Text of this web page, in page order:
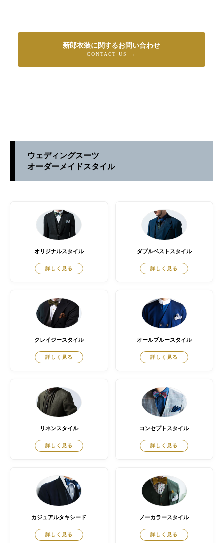
新郎衣装に関するお問い合わせ
CONTACT US →
ウェディングスーツ
オーダーメイドスタイル
オリジナルスタイル
詳しく見る
ダブルベストスタイル
詳しく見る
クレイジースタイル
詳しく見る
オールブルースタイル
詳しく見る
リネンスタイル
詳しく見る
コンセプトスタイル
詳しく見る
カジュアルタキシード
詳しく見る
ノーカラースタイル
詳しく見る